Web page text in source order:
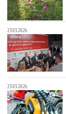
23.03.2026
23.03.2026